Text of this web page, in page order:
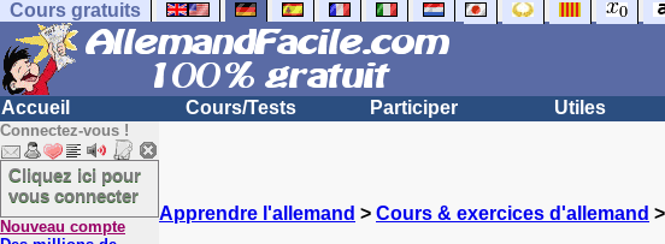
Cours gratuits
Accueil Cours/Tests Participer Utiles
Connectez-vous !
Cliquez ici pour
vous connecter
Nouveau compte
Apprendre l'allemand > Cours & exercices d'allemand